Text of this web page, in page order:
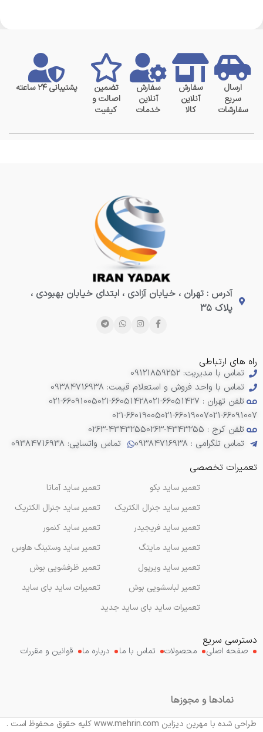
ارسال
سریع
سفارشات
سفارش
آنلاین
کالا
سفارش
آنلاین
خدمات
تضمین
اصالت و
کیفیت
پشتیبانی ۲۴ ساعته
آدرس : تهران ، خیابان آزادی ، ابتدای خیابان بهبودی ،
پلاک ۳۵
راه های ارتباطی
تماس با مدیریت: 09121859252
تماس با واحد فروش و استعلام قیمت: 09384716938
تلفن تهران : 66051427-021
021-66051428
021-66091005
021-66091007
021-66019007
021-66019005
تلفن کرج : 4343255-0263
0263-4343255
تماس تلگرامی : 09384716938
تماس واتساپی: 09384716938
تعمیرات تخصصی
تعمیر ساید آمانا
تعمیر ساید جنرال الکتریک
تعمیر ساید کنمور
تعمیر ساید وستینگ هاوس
تعمیر ظرفشویی بوش
تعمیرات ساید بای ساید
تعمیر ساید بکو
تعمیر ساید جنرال الکتریک
تعمیر ساید فریجیدر
تعمیر ساید مایتگ
تعمیر ساید ویرپول
تعمیر لباسشویی بوش
تعمیرات ساید بای ساید جدید
دسترسی سریع
صفحه اصلی محصولات تماس با ما درباره ما قوانین و مقررات
نمادها و مجوزها
طراحی شده با مهرین دیزاین www.mehrin.com کلیه حقوق محفوظ است .